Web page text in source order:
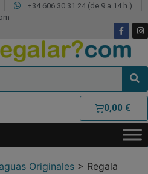
+34 606 30 31 24 (de 9 a 14 h.)
0,00 €
Originales > Regala